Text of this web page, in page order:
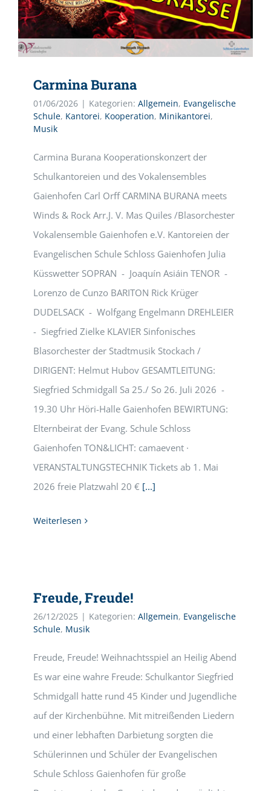
Carmina Burana
01/06/2026 | Kategorien: Allgemein, Evangelische
Schule, Kantorei, Kooperation, Minikantorei,
Musik
Carmina Burana Kooperationskonzert der
Schulkantoreien und des Vokalensembles
Gaienhofen Carl Orff CARMINA BURANA meets
Winds & Rock Arr.J. V. Mas Quiles /Blasorchester
Vokalensemble Gaienhofen e.V. Kantoreien der
Evangelischen Schule Schloss Gaienhofen Julia
Küsswetter SOPRAN - Joaquín Asiáin TENOR -
Lorenzo de Cunzo BARITON Rick Krüger
DUDELSACK - Wolfgang Engelmann DREHLEIER
- Siegfried Zielke KLAVIER Sinfonisches
Blasorchester der Stadtmusik Stockach /
DIRIGENT: Helmut Hubov GESAMTLEITUNG:
Siegfried Schmidgall Sa 25./ So 26. Juli 2026 -
19.30 Uhr Höri-Halle Gaienhofen BEWIRTUNG:
Elternbeirat der Evang. Schule Schloss
Gaienhofen TON&LICHT: camaevent ·
VERANSTALTUNGSTECHNIK Tickets ab 1. Mai
2026 freie Platzwahl 20 € [...]
Weiterlesen
Freude, Freude!
26/12/2025 | Kategorien: Allgemein, Evangelische
Schule, Musik
Freude, Freude! Weihnachtsspiel an Heilig Abend
Es war eine wahre Freude: Schulkantor Siegfried
Schmidgall hatte rund 45 Kinder und Jugendliche
auf der Kirchenbühne. Mit mitreißenden Liedern
und einer lebhaften Darbietung sorgten die
Schülerinnen und Schüler der Evangelischen
Schule Schloss Gaienhofen für große